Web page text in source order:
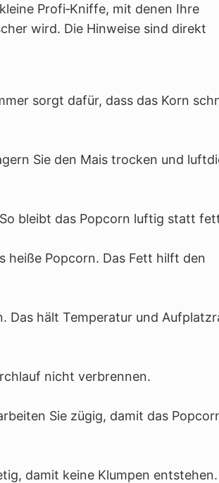
Profi‑Kniffe, mit denen Ihre
wird. Die Hinweise sind direkt
sorgt dafür, dass das Korn
Sie den Mais trocken und
bleibt das Popcorn luftig statt
heiße Popcorn. Das Fett hilft den
Das hält Temperatur und
nicht verbrennen.
Sie zügig, damit das
damit keine Klumpen entstehen.